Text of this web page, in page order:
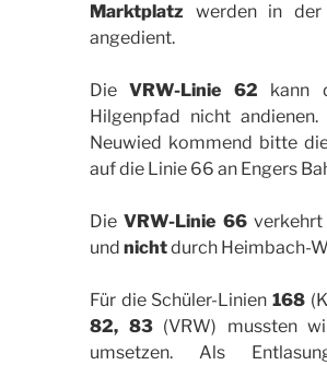
Marktplatz werden in der
angedient.
DieVRW-Linie 62 kann
Hilgenpfad nicht
Neuwied kommend bitte
auf die Linie 66 an Engers
DieVRW-Linie 66verkehrt
und nichtdurch Heimbach-
Für die Schüler-Linien 168
82, 83(VRW) mussten
umsetzen. Als